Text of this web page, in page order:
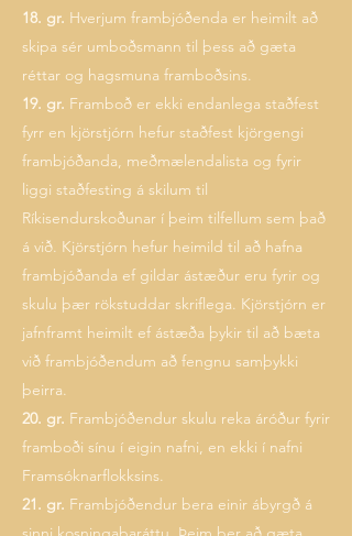
18. gr. Hverjum frambjóðenda er heimilt að
skipa sér umboðsmann til þess að gæta
réttar og hagsmuna framboðsins.
19. gr. Framboð er ekki endanlega staðfest
fyrr en kjörstjórn hefur staðfest kjörgengi
frambjóðanda, meðmælendalista og fyrir
liggi staðfesting á skilum til
Ríkisendurskoðunar í þeim tilfellum sem það
á við. Kjörstjórn hefur heimild til að hafna
frambjóðanda ef gildar ástæður eru fyrir og
skulu þær rökstuddar skriflega. Kjörstjórn er
jafnframt heimilt ef ástæða þykir til að bæta
við frambjóðendum að fengnu samþykki
þeirra.
20. gr. Frambjóðendur skulu reka áróður fyrir
framboði sínu í eigin nafni, en ekki í nafni
Framsóknarflokksins.
21. gr. Frambjóðendur bera einir ábyrgð á